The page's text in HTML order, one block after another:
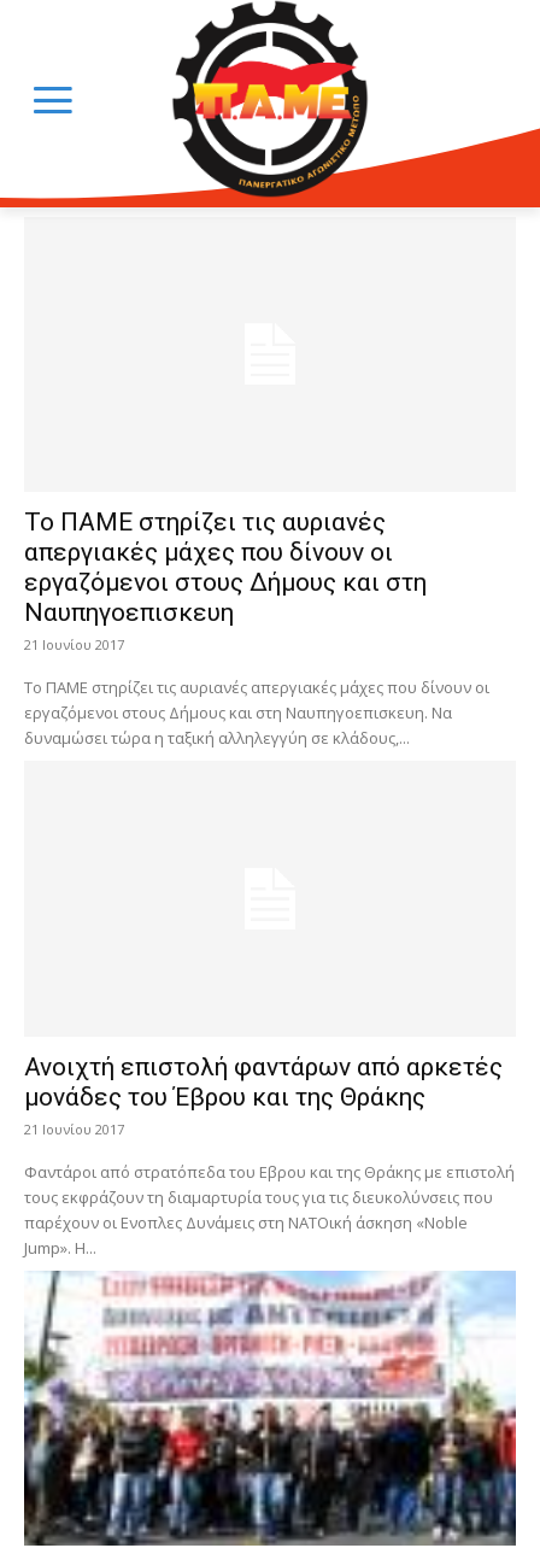
Το ΠΑΜΕ στηρίζει τις αυριανές
απεργιακές μάχες που δίνουν οι
εργαζόμενοι στους Δήμους και στη
Ναυπηγοεπισκευη
21 Ιουνίου 2017
Το ΠΑΜΕ στηρίζει τις αυριανές απεργιακές μάχες που δίνουν οι
εργαζόμενοι στους Δήμους και στη Ναυπηγοεπισκευη. Να
δυναμώσει τώρα η ταξική αλληλεγγύη σε κλάδους,...
Ανοιχτή επιστολή φαντάρων από αρκετές
μονάδες του Έβρου και της Θράκης
21 Ιουνίου 2017
Φαντάροι από στρατόπεδα του Εβρου και της Θράκης με επιστολή
τους εκφράζουν τη διαμαρτυρία τους για τις διευκολύνσεις που
παρέχουν οι Ενοπλες Δυνάμεις στη ΝΑΤΟική άσκηση «Noble
Jump». Η...